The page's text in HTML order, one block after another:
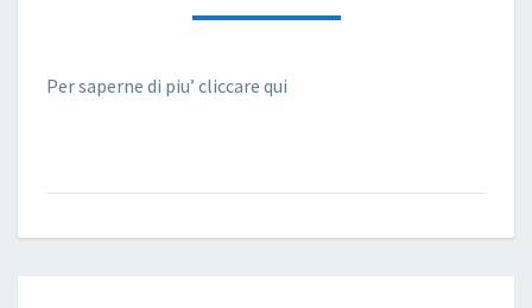
9/23
Per saperne di piu’ cliccare qui